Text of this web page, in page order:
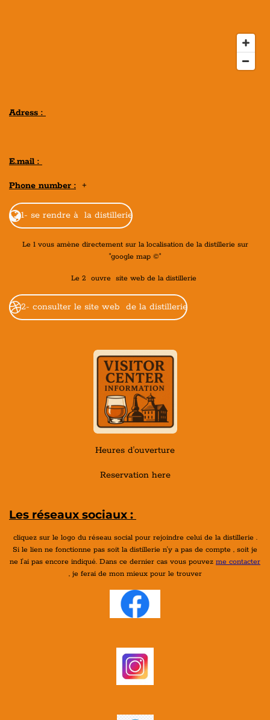
Adress :
E.mail :
Phone number : +
1- se rendre à la distillerie
Le 1 vous amène directement sur la localisation de la distillerie sur
"google map ©"
Le 2 ouvre site web de la distillerie
2- consulter le site web de la distillerie
Heures d'ouverture
Reservation here
Les réseaux sociaux :
cliquez sur le logo du réseau social pour rejoindre celui de la distillerie .
Si le lien ne fonctionne pas soit la distillerie n'y a pas de compte , soit je
ne l'ai pas encore indiqué. Dans ce dernier cas vous pouvez me contacter
, je ferai de mon mieux pour le trouver